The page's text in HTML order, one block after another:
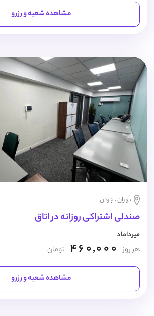
مشاهده شعبه و رزرو
تهران ، جردن
صندلی اشتراکی روزانه در اتاق
میرداماد
هر روز 460,000 تومان
مشاهده شعبه و رزرو